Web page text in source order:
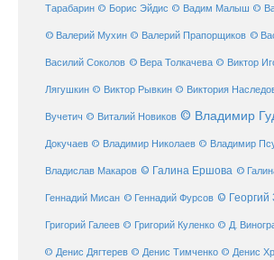
Тарабарин © Борис Эйдис © Вадим Малыш ©
© Валерий Мухин © Валерий Прапорщиков ©
Василий Соколов © Вера Толкачева © Виктор
Лягушкин © Виктор Рывкин © Виктория
Вучетич © Виталий Новиков © Владимир
Докучаев © Владимир Николаев © Владимир
Владислав Макаров © Галина Ершова ©
Геннадий Мисан © Геннадий Фурсов © Георгий
Григорий Галеев © Григорий Куленко © Д.
© Денис Дягтерев © Денис Тимченко © Денис